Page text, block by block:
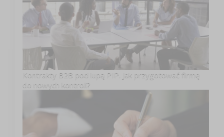
Kontrakty B2B pod lupą PIP. Jak przygotować firmę
do nowych kontroli?